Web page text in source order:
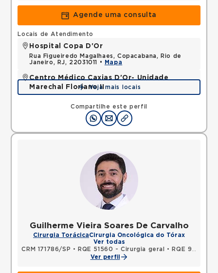
Agende uma consulta
Compartilhe este perfil
Locais de Atendimento
Hospital Copa D'Or
Rua Figueiredo Magalhaes, Copacabana, Rio de
Janeiro, RJ, 22031011 •
Mapa
Centro Médico Caxias D'Or- Unidade
Marechal Floriano II
Avenida Perimetral Marechal Floriano, Jardim Vinte
e Cinco de Agosto, Duque de Caxias, RJ,
25075025 •Mapa
Veja mais locais
Guilherme Vieira Soares De Carvalho
Cirurgia TorácicaCirurgia Oncológica do Tórax
Ver todas
CRM 171786/SP • RQE 51560 - Cirurgia geral •
RQE 92597 - Cirurgia torácica
Ver perfil